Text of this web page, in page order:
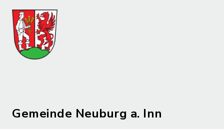
Gemeinde Neuburg a. Inn